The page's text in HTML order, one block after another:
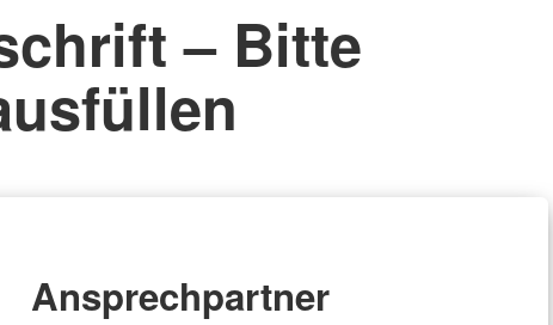
– Bitte
Ansprechpartner